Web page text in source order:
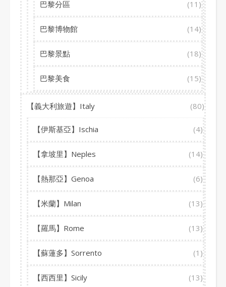
巴黎分區 (11)
巴黎博物館 (14)
巴黎景點 (18)
巴黎美食 (15)
【義大利旅遊】Italy (80)
【伊斯基亞】Ischia (4)
【拿坡里】Neples (14)
【熱那亞】Genoa (6)
【米蘭】Milan (13)
【羅馬】Rome (13)
【蘇蓮多】Sorrento (1)
【西西里】Sicily (13)